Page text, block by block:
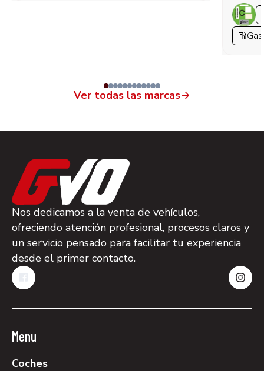
Ver todas las marcas
Nos dedicamos a la venta de vehículos,
ofreciendo atención profesional, procesos claros y
un servicio pensado para facilitar tu experiencia
desde el primer contacto.
Menu
Coches